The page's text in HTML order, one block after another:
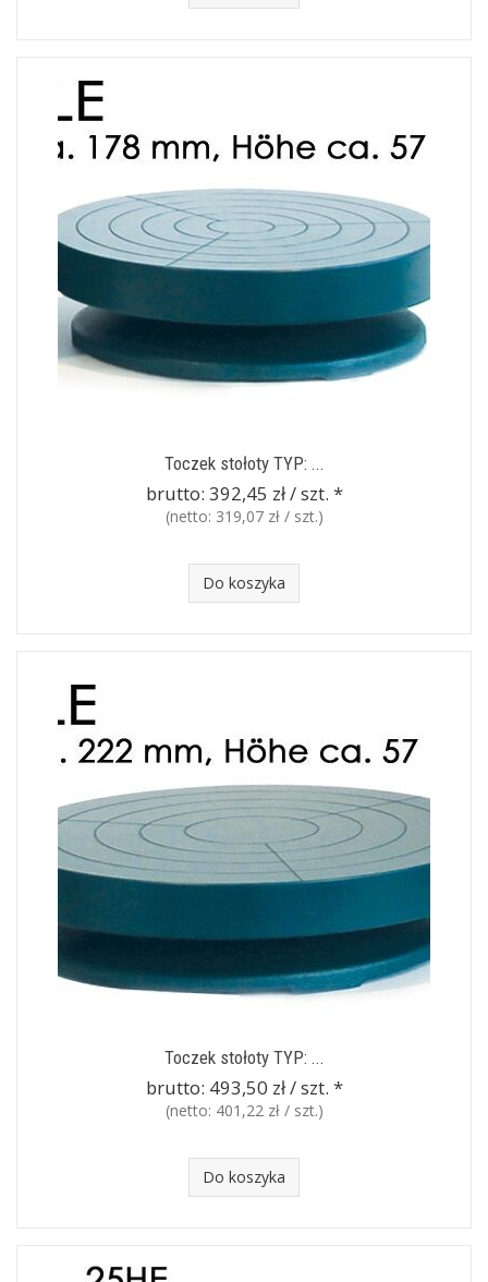
Toczek stołoty TYP: ...
brutto: 392,45 zł / szt. *
(netto: 319,07 zł / szt.)
Do koszyka
Toczek stołoty TYP: ...
brutto: 493,50 zł / szt. *
(netto: 401,22 zł / szt.)
Do koszyka